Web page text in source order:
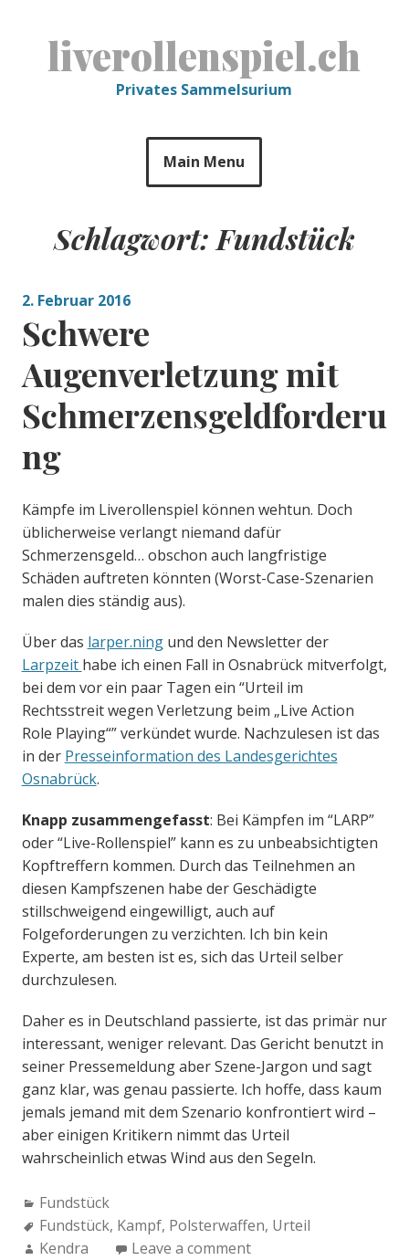
liverollenspiel.ch
Privates Sammelsurium
Main Menu
Schlagwort: Fundstück
2. Februar 2016
Schwere
Augenverletzung mit
Schmerzensgeldforderu
ng
Kämpfe im Liverollenspiel können wehtun. Doch
üblicherweise verlangt niemand dafür
Schmerzensgeld… obschon auch langfristige
Schäden auftreten könnten (Worst-Case-Szenarien
malen dies ständig aus).
Über das larper.ningund den Newsletter der
Larpzeit habe ich einen Fall in Osnabrück mitverfolgt,
bei dem vor ein paar Tagen ein “Urteil im
Rechtsstreit wegen Verletzung beim „Live Action
Role Playing“” verkündet wurde. Nachzulesen ist das
in der Presseinformation des Landesgerichtes
Osnabrück.
Knapp zusammengefasst: Bei Kämpfen im “LARP”
oder “Live-Rollenspiel” kann es zu unbeabsichtigten
Kopftreffern kommen. Durch das Teilnehmen an
diesen Kampfszenen habe der Geschädigte
stillschweigend eingewilligt, auch auf
Folgeforderungen zu verzichten. Ich bin kein
Experte, am besten ist es, sich das Urteil selber
durchzulesen.
Daher es in Deutschland passierte, ist das primär nur
interessant, weniger relevant. Das Gericht benutzt in
seiner Pressemeldung aber Szene-Jargon und sagt
ganz klar, was genau passierte. Ich hoffe, dass kaum
jemals jemand mit dem Szenario konfrontiert wird –
aber einigen Kritikern nimmt das Urteil
wahrscheinlich etwas Wind aus den Segeln.
Categories:
Fundstück
Tags:
Fundstück, Kampf, Polsterwaffen, Urteil
Author:
Kendra Leave a comment